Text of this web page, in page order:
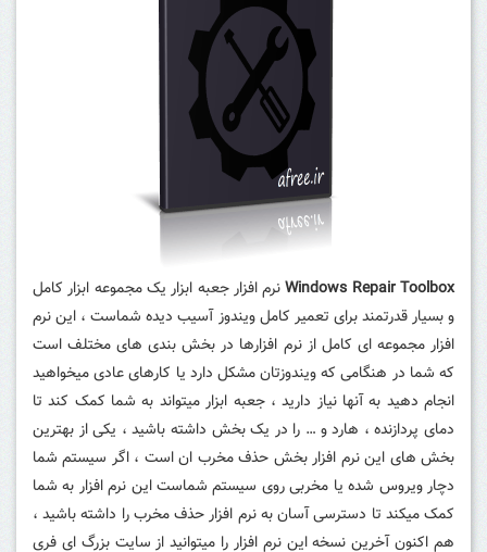
Windows Repair Toolboxنرم افزار جعبه ابزار یک مجموعه ابزار کامل
و بسیار قدرتمند برای تعمیر کامل ویندوز آسیب دیده شماست ، این نرم
افزار مجموعه ای کامل از نرم افزارها در بخش بندی های مختلف است
که شما در هنگامی که ویندوزتان مشکل دارد یا کارهای عادی میخواهید
انجام دهید به آنها نیاز دارید ، جعبه ابزار میتواند به شما کمک کند تا
دمای پردازنده ، هارد و … را در یک بخش داشته باشید ، یکی از بهترین
بخش های این نرم افزار بخش حذف مخرب ان است ، اگر سیستم شما
دچار ویروس شده یا مخربی روی سیستم شماست این نرم افزار به شما
کمک میکند تا دسترسی آسان به نرم افزار حذف مخرب را داشته باشید ،
هم اکنون آخرین نسخه این نرم افزار را میتوانید از سایت بزرگ ای فری